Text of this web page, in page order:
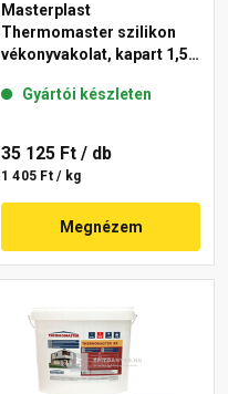
Masterplast
Thermomaster szilikon
vékonyvakolat, kapart 1,5
Gyártói készleten
35 125 Ft / db
1 405 Ft / kg
Megnézem